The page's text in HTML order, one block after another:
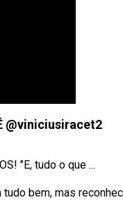
@viniciusiracet2
"E, tudo o que ...
bem, mas